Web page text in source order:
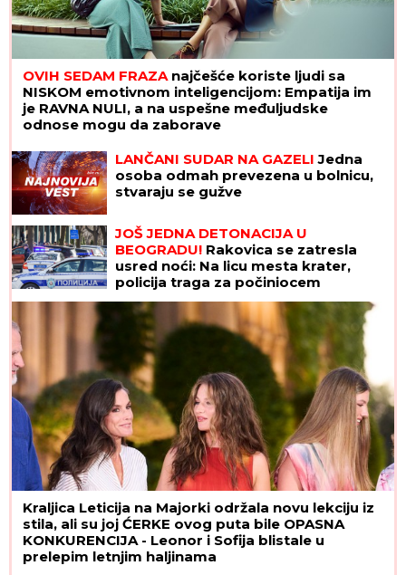
OVIH SEDAM FRAZAnajčešće koriste ljudi sa
NISKOM emotivnom inteligencijom: Empatija im
je RAVNA NULI, a na uspešne međuljudske
odnose mogu da zaborave
LANČANI SUDAR NA GAZELI Jedna
osoba odmah prevezena u bolnicu,
stvaraju se gužve
JOŠ JEDNA DETONACIJA U
BEOGRADU! Rakovica se zatresla
usred noći: Na licu mesta krater,
policija traga za počiniocem
Kraljica Leticija na Majorki održala novu lekciju iz
stila, ali su joj ĆERKE ovog puta bile OPASNA
KONKURENCIJA - Leonor i Sofija blistale u
prelepim letnjim haljinama